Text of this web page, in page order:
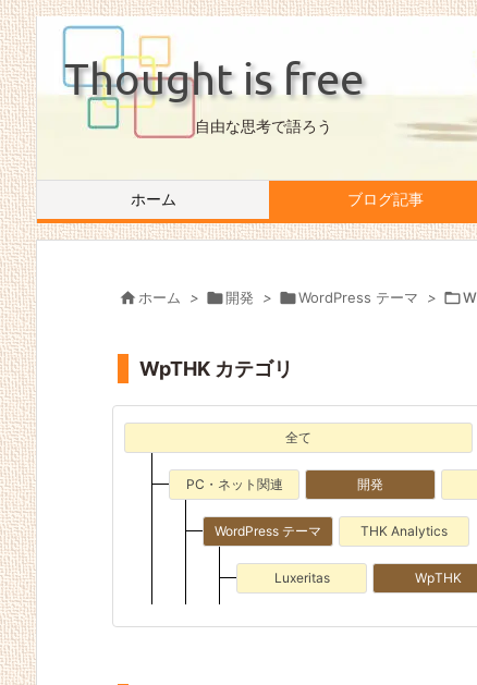
Thought is free
自由な思考で語ろう
ホーム ブログ記事
 ホーム > 開発 > WordPress テーマ > 
WpTHK カテゴリ
全て
PC・ネット関連 開発
WordPress テーマ THK Analytics
Luxeritas WpTHK